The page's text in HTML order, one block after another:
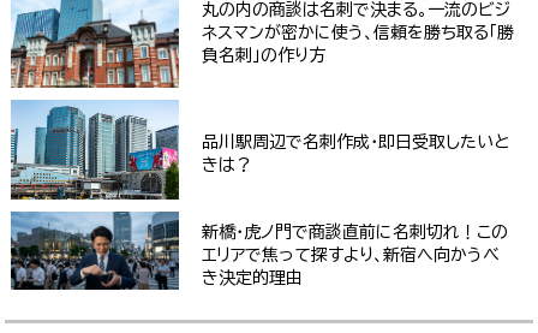
丸の内の商談は名刺で決まる。一流のビジ
ネスマンが密かに使う、信頼を勝ち取る「勝
負名刺」の作り方
品川駅周辺で名刺作成・即日受取したいと
きは？
新橋・虎ノ門で商談直前に名刺切れ！この
エリアで焦って探すより、新宿へ向かうべ
き決定的理由